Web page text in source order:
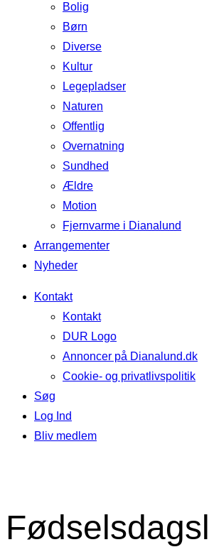
Bolig
Børn
Diverse
Kultur
Legepladser
Naturen
Offentlig
Overnatning
Sundhed
Ældre
Motion
Fjernvarme i Dianalund
Arrangementer
Nyheder
Kontakt
Kontakt
DUR Logo
Annoncer på Dianalund.dk
Cookie- og privatlivspolitik
Søg
Log Ind
Bliv medlem